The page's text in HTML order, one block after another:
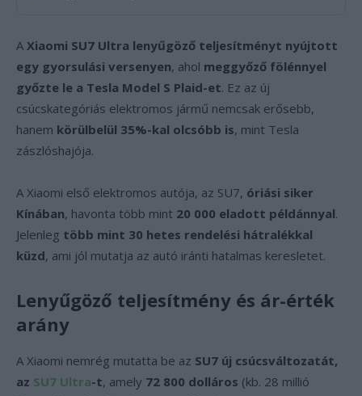
A Xiaomi SU7 Ultra lenyűgöző teljesítményt nyújtott
egy gyorsulási versenyen, ahol meggyőző fölénnyel
győzte le a Tesla Model S Plaid-et. Ez az új
csúcskategóriás elektromos jármű nemcsak erősebb,
hanem körülbelül 35%-kal olcsóbb is, mint Tesla
zászlóshajója.
A Xiaomi első elektromos autója, az SU7, óriási siker
Kínában, havonta több mint 20 000 eladott példánnyal.
Jelenleg több mint 30 hetes rendelési hátralékkal
küzd, ami jól mutatja az autó iránti hatalmas keresletet.
Lenyűgöző teljesítmény és ár-érték
arány
A Xiaomi nemrég mutatta be az SU7 új csúcsváltozatát,
az SU7 Ultra-t, amely 72 800 dolláros (kb. 28 millió